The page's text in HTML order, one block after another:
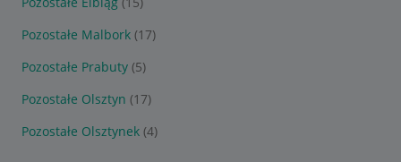
Pozostałe Malbork (17)
Pozostałe Prabuty (5)
Pozostałe Olsztyn (17)
Pozostałe Olsztynek (4)